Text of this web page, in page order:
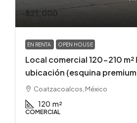
$21,000
EN RENTA OPEN HOUSE
Local comercial 120-210 m²
ubicación (esquina
Coatzacoalcos, México
120 m²
COMERCIAL